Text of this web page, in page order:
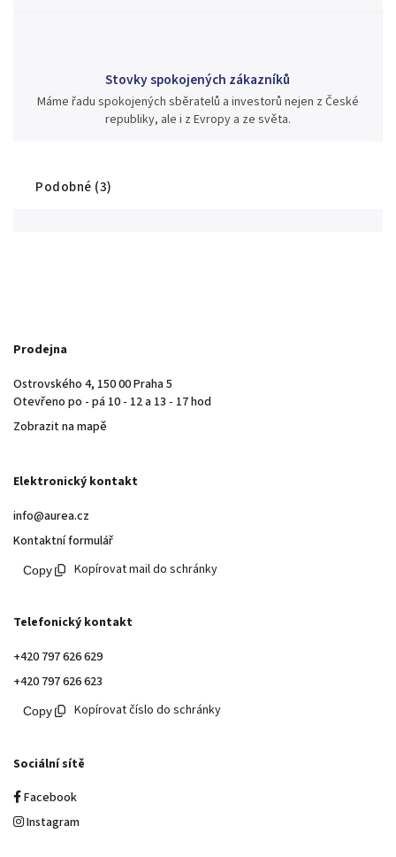
Stovky spokojených zákazníků
Máme řadu spokojených sběratelů a investorů nejen z České
republiky, ale i z Evropy a ze světa.
Podobné (3)
Prodejna
Ostrovského 4, 150 00 Praha 5
Otevřeno po - pá 10 - 12 a 13 - 17 hod
Zobrazit na mapě
Elektronický kontakt
info@aurea.cz
Kontaktní formulář
Kopírovat mail do schránky
Telefonický kontakt
+420 797 626 629
+420 797 626 623
Kopírovat číslo do schránky
Sociální sítě
Facebook
Instagram